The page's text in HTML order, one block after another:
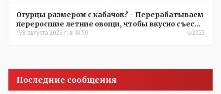
Огурцы размером с кабачок? - Перерабатываем
переросшие летние овощи, чтобы вкусно съесть
зимой
8 августа 2026 г. в 10:50 2023
Последние сообщения